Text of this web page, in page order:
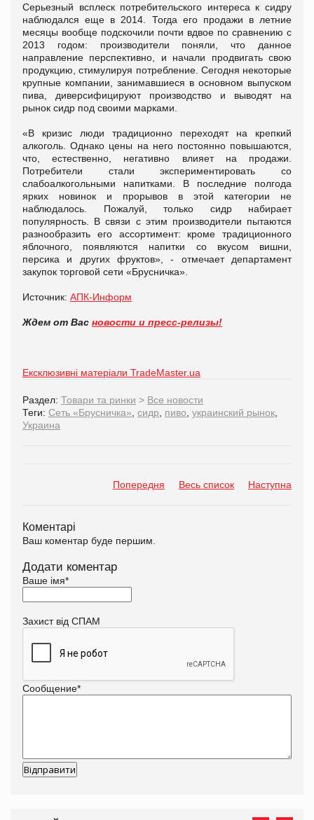
Серьезный всплеск потребительского интереса к сидру
наблюдался еще в 2014. Тогда его продажи в летние
месяцы вообще подскочили почти вдвое по сравнению с
2013 годом: производители поняли, что данное
направление перспективно, и начали продвигать свою
продукцию, стимулируя потребление. Сегодня некоторые
крупные компании, занимавшиеся в основном выпуском
пива, диверсифицируют производство и выводят на
рынок сидр под своими марками.
«В кризис люди традиционно переходят на крепкий
алкоголь. Однако цены на него постоянно повышаются,
что, естественно, негативно влияет на продажи.
Потребители стали экспериментировать со
слабоалкогольными напитками. В последние полгода
ярких новинок и прорывов в этой категории не
наблюдалось. Пожалуй, только сидр набирает
популярность. В связи с этим производители пытаются
разнообразить его ассортимент: кроме традиционного
яблочного, появляются напитки со вкусом вишни,
персика и других фруктов», - отмечает департамент
закупок торговой сети «Брусничка».
Источник: АПК-Информ
Ждем от Вас новости и пресс-релизы!
Ексклюзивні матеріали TradeMaster.ua
Раздел: Товари та ринки > Все новости
Теги: Сеть «Брусничка» сидр пиво украинский рынок
Украина
Попередня Весь список Наступна
Коментарі
Ваш коментар буде першим.
Додати коментар
Ваше імя*
Захист від СПАМ
Сообщение*